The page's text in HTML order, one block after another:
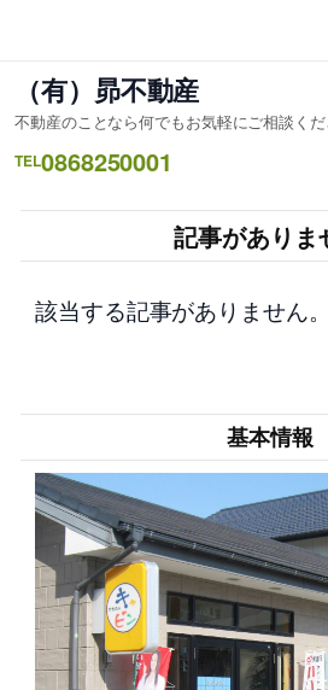
キ
ッ
（有）昴不動産
不動産のことなら何でもお気軽にご相談くだ
TEL0868250001
記事がありま
該当する記事がありません。
基本情報